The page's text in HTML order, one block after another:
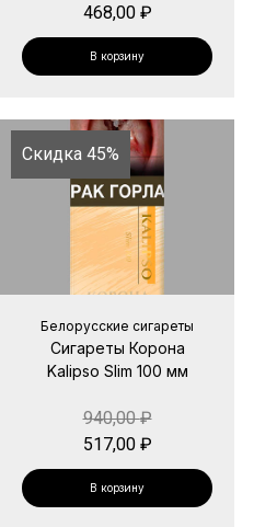
468,00 ₽
В корзину
Скидка 45%
Белорусские сигареты
Сигареты Корона
Kalipso Slim 100 мм
940,00₽
517,00 ₽
В корзину